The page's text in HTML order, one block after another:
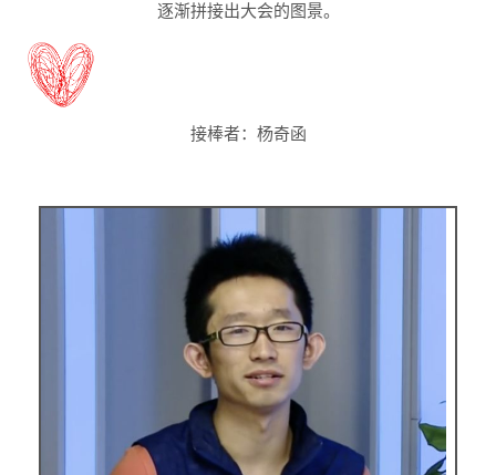
逐渐拼接出大会的图景。
接棒者： 杨奇函